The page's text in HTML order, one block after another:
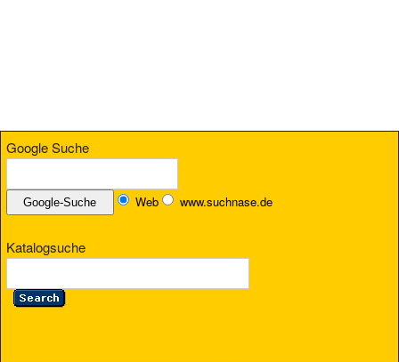
Google Suche
Web www.suchnase.de
Katalogsuche